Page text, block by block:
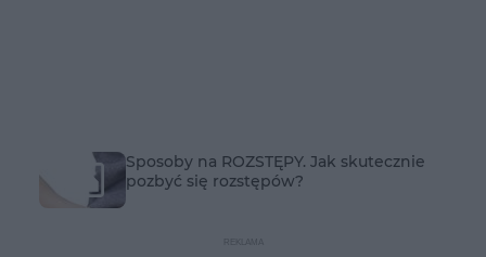
Sposoby na ROZSTĘPY. Jak skutecznie
pozbyć się rozstępów?